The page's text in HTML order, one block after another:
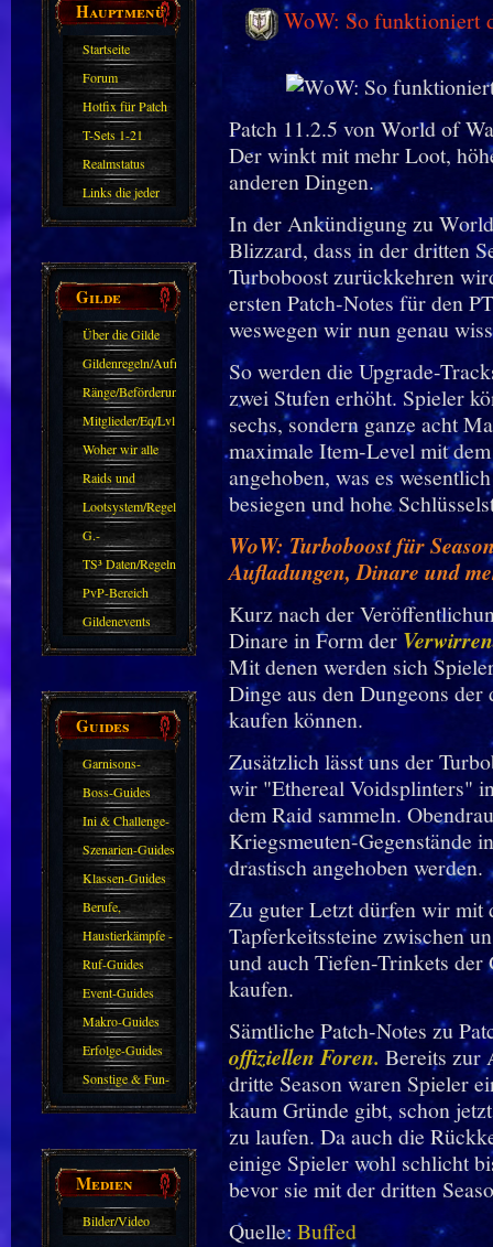
Hauptmenü
Startseite
Forum
Hotfix für Patch
11.X
T-Sets 1-21
Realmstatus
Links die jeder
kennen sollte?!
Gilde
Über die Gilde
(DAW)
Gildenregeln/Aufnahme
Ränge/Beförderungen
Mitglieder/Eq/Lvl
Woher wir alle
kommen.
Raids und
Zubehör
Lootsystem/Regeln
G.-
Sparkasse/Goldleihen
TS³ Daten/Regeln
PvP-Bereich
Gildenevents
Guides
Garnisons-
Guides
Boss-Guides
Ini & Challenge-
Guides
Szenarien-Guides
Klassen-Guides
Berufe,
Farmkarten und
Haustiere
Haustierkämpfe -
Guide
Ruf-Guides
Event-Guides
Makro-Guides
Erfolge-Guides
Sonstige & Fun-
Guides
Medien
Bilder/Video
WoW: So funktioniert
Patch 11.2.5 von World of
Der winkt mit mehr Loot,
anderen Dingen.
In der Ankündigung zu
Blizzard, dass in der dritten
Turboboost zurückkehren
ersten Patch-Notes für den
weswegen wir nun genau
So werden die Upgrade-
zwei Stufen erhöht. Spieler
sechs, sondern ganze acht
maximale Item-Level mit
angehoben, was es
besiegen und hohe
WoW: Turboboost für
Aufladungen, Dinare und
Kurz nach der
Dinare in Form der
Mit denen werden sich
Dinge aus den Dungeons
kaufen können.
Zusätzlich lässt uns der
wir "Ethereal Voidsplinters"
dem Raid sammeln.
Kriegsmeuten-Gegenstände
drastisch angehoben werden.
Zu guter Letzt dürfen wir mit
Tapferkeitssteine zwischen
und auch Tiefen-Trinkets der
kaufen.
Sämtliche Patch-Notes zu
offiziellen Foren. Bereits zur
dritte Season waren Spieler
kaum Gründe gibt, schon
zu laufen. Da auch die
einige Spieler wohl schlicht
bevor sie mit der dritten
Quelle:Buffed